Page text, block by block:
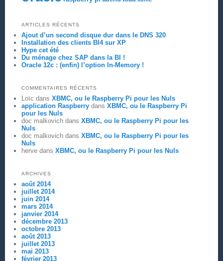
ARTICLES RÉCENTS
Ajout d’un second disque dur dans le DNS 320
Installation des clients BI4 sur XP
Hype cet été
Du ménage chez SAP dans la BI !
Oracle 12c : (enfin) l’option In-Memory !
COMMENTAIRES RÉCENTS
Loïc dans XBMC, ou le Raspberry Pi pour les Nuls
application Raspberrydans XBMC, ou le Raspberry Pi
pour les Nuls
doc malkovichdans XBMC, ou le Raspberry Pi pour les
Nuls
doc malkovichdans XBMC, ou le Raspberry Pi pour les
Nuls
hervedans XBMC, ou le Raspberry Pi pour les Nuls
ARCHIVES
août 2014
juillet 2014
juin 2014
mars 2014
janvier 2014
décembre 2013
octobre 2013
août 2013
juillet 2013
mai 2013
février 2013